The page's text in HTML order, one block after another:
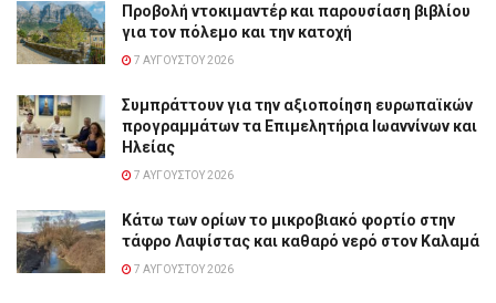
Προβολή ντοκιμαντέρ και παρουσίαση βιβλίου
για τον πόλεμο και την κατοχή
7 ΑΥΓΟΎΣΤΟΥ 2026
Συμπράττουν για την αξιοποίηση ευρωπαϊκών
προγραμμάτων τα Επιμελητήρια Ιωαννίνων και
Ηλείας
7 ΑΥΓΟΎΣΤΟΥ 2026
Κάτω των ορίων το μικροβιακό φορτίο στην
τάφρο Λαψίστας και καθαρό νερό στον Καλαμά
7 ΑΥΓΟΎΣΤΟΥ 2026